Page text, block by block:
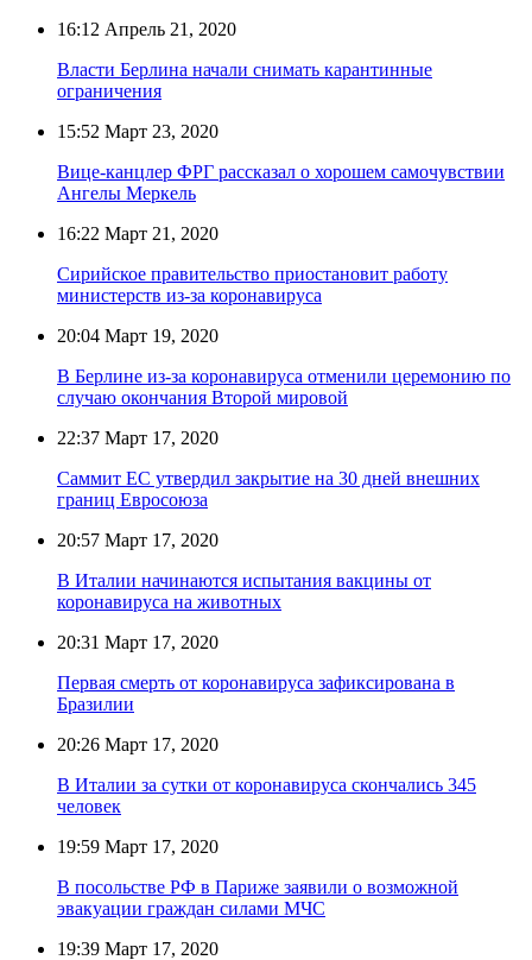
16:12 Апрель 21, 2020
Власти Берлина начали снимать карантинные
ограничения
15:52 Март 23, 2020
Вице-канцлер ФРГ рассказал о хорошем самочувствии
Ангелы Меркель
16:22 Март 21, 2020
Сирийское правительство приостановит работу
министерств из-за коронавируса
20:04 Март 19, 2020
В Берлине из-за коронавируса отменили церемонию по
случаю окончания Второй мировой
22:37 Март 17, 2020
Саммит ЕС утвердил закрытие на 30 дней внешних
границ Евросоюза
20:57 Март 17, 2020
В Италии начинаются испытания вакцины от
коронавируса на животных
20:31 Март 17, 2020
Первая смерть от коронавируса зафиксирована в
Бразилии
20:26 Март 17, 2020
В Италии за сутки от коронавируса скончались 345
человек
19:59 Март 17, 2020
В посольстве РФ в Париже заявили о возможной
эвакуации граждан силами МЧС
19:39 Март 17, 2020